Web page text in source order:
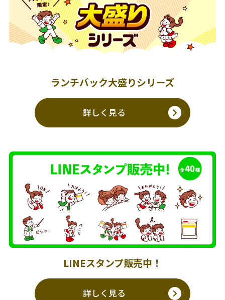
ランチパック大盛りシリーズ
詳しく見る
LINEスタンプ販売中！
詳しく見る